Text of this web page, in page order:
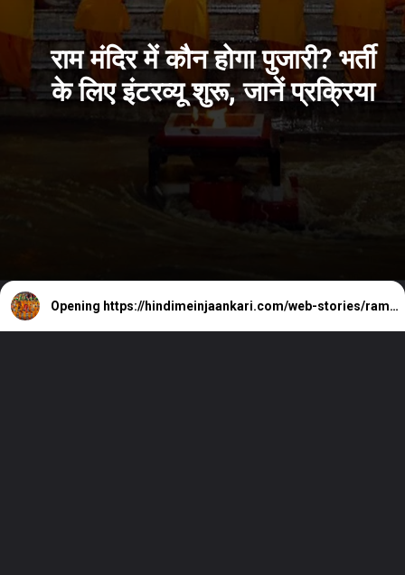
राम मंदिर में कौन होगा पुजारी? भर्ती
के लिए इंटरव्यू शुरू, जानें प्रक्रिया
Opening https://hindimeinjaankari.com/web-stories/ram-mandir-pujari-bharti/